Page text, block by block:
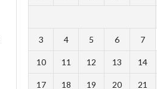
3 4 5 6 7
10 11 12 13 14
17 18 19 20 21